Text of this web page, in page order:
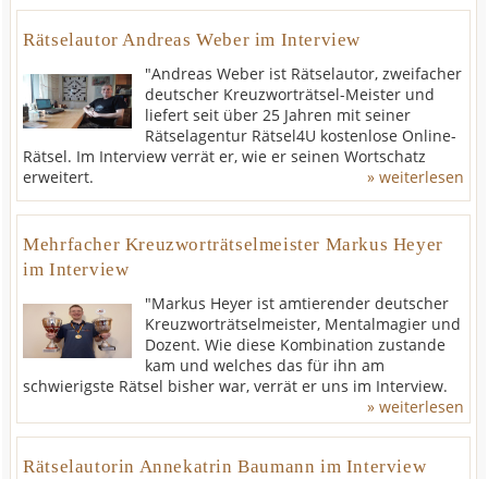
Rätselautor Andreas Weber im Interview
"Andreas Weber ist Rätselautor, zweifacher
deutscher Kreuzworträtsel-Meister und
liefert seit über 25 Jahren mit seiner
Rätselagentur Rätsel4U kostenlose Online-
Rätsel. Im Interview verrät er, wie er seinen Wortschatz
erweitert.
» weiterlesen
Mehrfacher Kreuzworträtselmeister Markus Heyer
im Interview
"Markus Heyer ist amtierender deutscher
Kreuzworträtselmeister, Mentalmagier und
Dozent. Wie diese Kombination zustande
kam und welches das für ihn am
schwierigste Rätsel bisher war, verrät er uns im Interview.
» weiterlesen
Rätselautorin Annekatrin Baumann im Interview